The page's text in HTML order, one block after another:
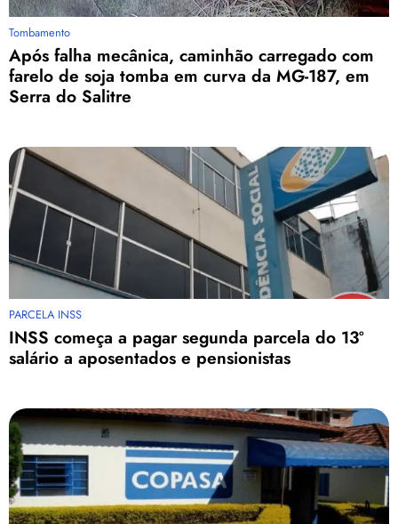
Tombamento
Após falha mecânica, caminhão carregado com
farelo de soja tomba em curva da MG-187, em
Serra do Salitre
PARCELA INSS
INSS começa a pagar segunda parcela do 13º
salário a aposentados e pensionistas